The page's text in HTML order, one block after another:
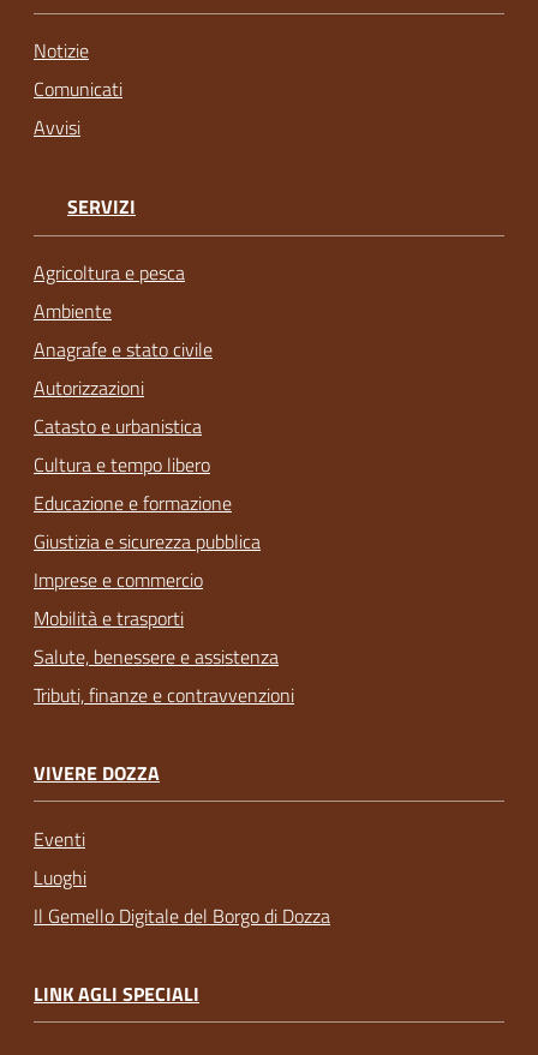
Notizie
Comunicati
Avvisi
SERVIZI
Agricoltura e pesca
Ambiente
Anagrafe e stato civile
Autorizzazioni
Catasto e urbanistica
Cultura e tempo libero
Educazione e formazione
Giustizia e sicurezza pubblica
Imprese e commercio
Mobilità e trasporti
Salute, benessere e assistenza
Tributi, finanze e contravvenzioni
VIVERE DOZZA
Eventi
Luoghi
Il Gemello Digitale del Borgo di Dozza
LINK AGLI SPECIALI